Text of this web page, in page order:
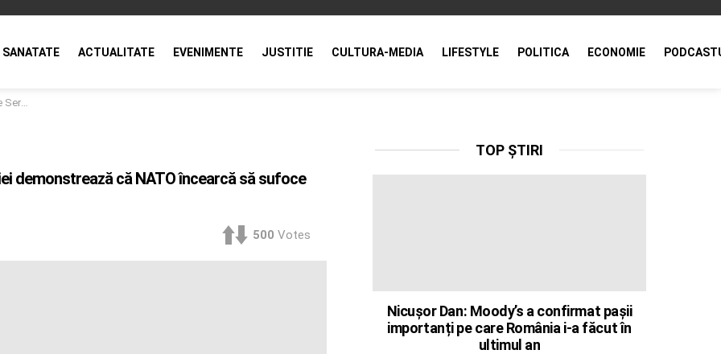
SANATATE ACTUALITATE EVENIMENTE JUSTITIE CULTURA-MEDIA LIFESTYLE POLITICA ECONOMIE
constrictor”
demonstrează că NATO încearcă să sufoce
500 Votes
TOP ȘTIRI
Nicușor Dan: Moody’s a confirmat pașii
importanți pe care România i-a făcut în
ultimul an